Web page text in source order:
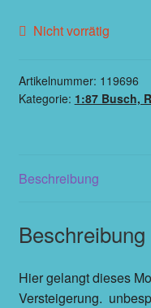
Nicht vorrätig
Artikelnummer: 119696
Kategorie: 1:87 Busch,
Beschreibung
Beschreibung
Hier gelangt dieses
Versteigerung.